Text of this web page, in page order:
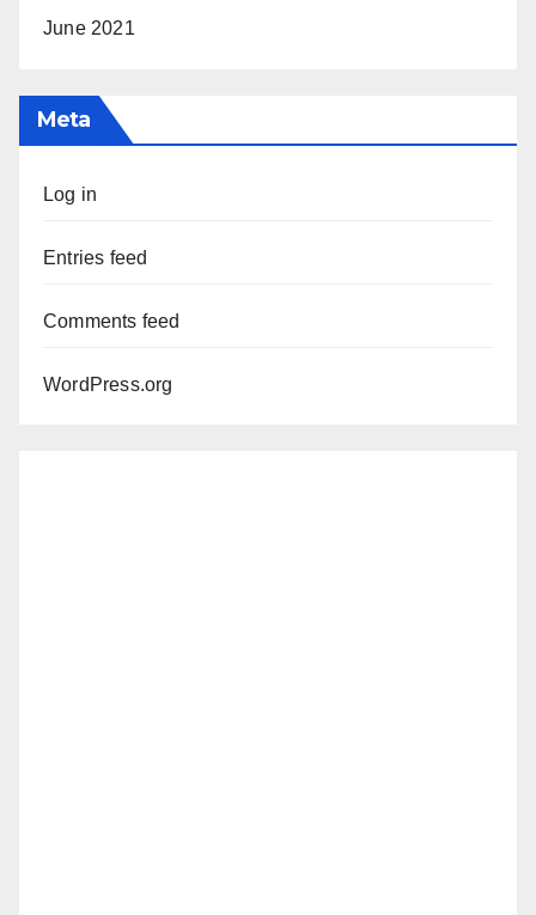
June 2021
Meta
Log in
Entries feed
Comments feed
WordPress.org